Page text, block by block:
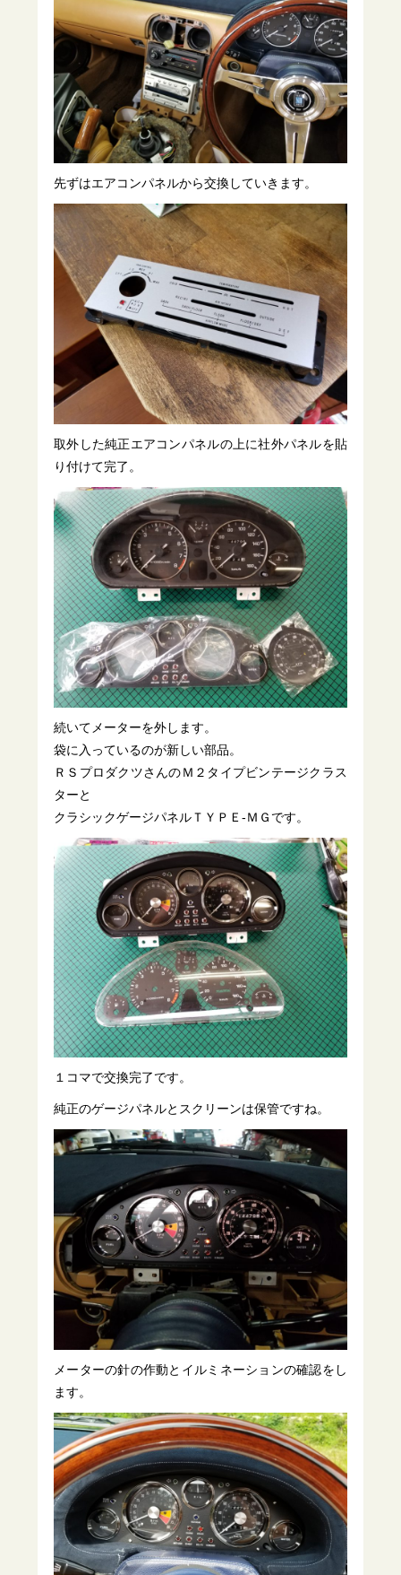
先ずはエアコンパネルから交換していきます。
取外した純正エアコンパネルの上に社外パネルを貼
り付けて完了。
続いてメーターを外します。
袋に入っているのが新しい部品。
ＲＳプロダクツさんのＭ２タイプビンテージクラス
ターと
クラシックゲージパネルＴＹＰＥ-ＭＧです。
１コマで交換完了です。
純正のゲージパネルとスクリーンは保管ですね。
メーターの針の作動とイルミネーションの確認をし
ます。